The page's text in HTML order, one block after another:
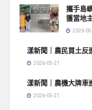
攜手島
獲當地
2026-
漾新聞｜農民買土反
2026-05-21
漾新聞｜農機大牌車
2026-05-21